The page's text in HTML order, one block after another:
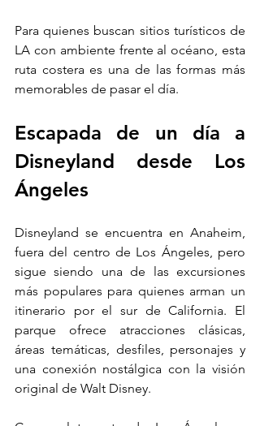
Para quienes buscan sitios turísticos de
LA con ambiente frente al océano, esta
ruta costera es una de las formas más
memorables de pasar el día.
Escapada de un día a
Disneyland desde Los
Ángeles
Disneyland se encuentra en Anaheim,
fuera del centro de Los Ángeles, pero
sigue siendo una de las excursiones
más populares para quienes arman un
itinerario por el sur de California. El
parque ofrece atracciones clásicas,
áreas temáticas, desfiles, personajes y
una conexión nostálgica con la visión
original de Walt Disney.